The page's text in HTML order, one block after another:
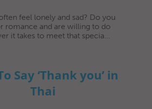
feel lonely and sad? Do you
romance and are willing to do
it takes to meet that specia...
Say ‘Thank you’ in
Thai